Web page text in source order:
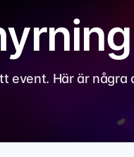
event. Här är